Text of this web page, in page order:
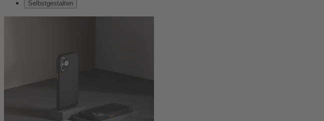
Selbstgestalten